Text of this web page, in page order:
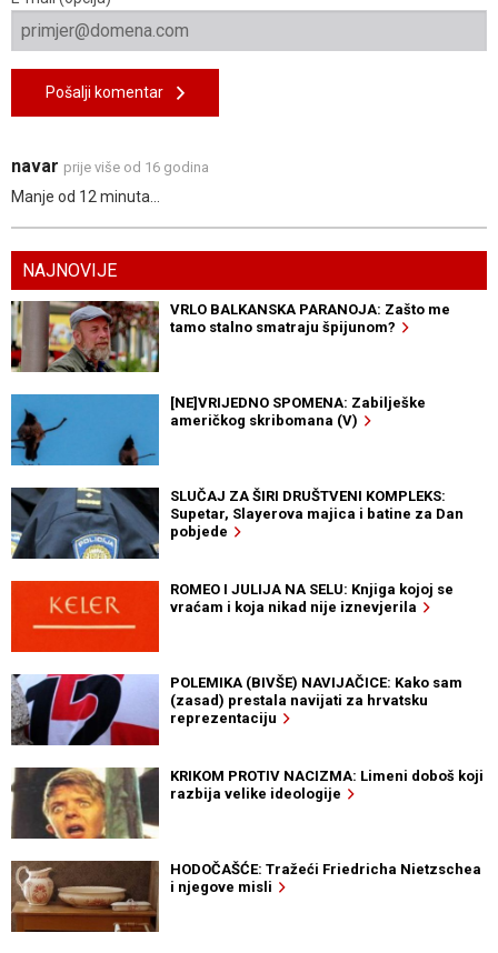
Pošalji komentar
navar prije više od 16 godina
Manje od 12 minuta...
NAJNOVIJE
VRLO BALKANSKA PARANOJA: Zašto me
tamo stalno smatraju špijunom?
[NE]VRIJEDNO SPOMENA: Zabilješke
američkog skribomana (V)
SLUČAJ ZA ŠIRI DRUŠTVENI KOMPLEKS:
Supetar, Slayerova majica i batine za Dan
pobjede
ROMEO I JULIJA NA SELU: Knjiga kojoj se
vraćam i koja nikad nije iznevjerila
POLEMIKA (BIVŠE) NAVIJAČICE: Kako sam
(zasad) prestala navijati za hrvatsku
reprezentaciju
KRIKOM PROTIV NACIZMA: Limeni doboš koji
razbija velike ideologije
HODOČAŠĆE: Tražeći Friedricha Nietzschea
i njegove misli